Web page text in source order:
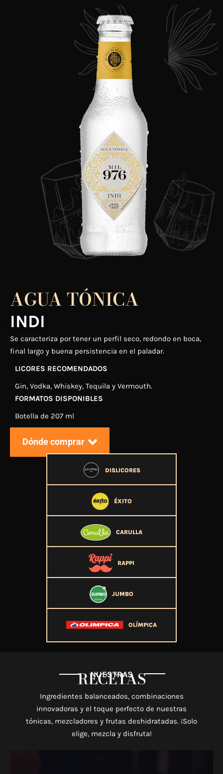
AGUA TÓNICA
INDI
Se caracteriza por tener un perfil seco, redondo en boca,
final largo y buena persistencia en el paladar.
LICORES RECOMENDADOS
Gin, Vodka, Whiskey, Tequila y Vermouth.
FORMATOS DISPONIBLES
Botella de 207 ml
Dónde comprar
DISLICORES
ÉXITO
CARULLA
RAPPI
JUMBO
OLÍMPICA
NUESTRAS
RECETAS
Ingredientes balanceados, combinaciones
innovadoras y el toque perfecto de nuestras
tónicas, mezcladores y frutas deshidratadas. ¡Solo
elige, mezcla y disfruta!